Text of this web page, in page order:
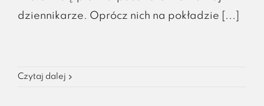
dziennikarze. Oprócz nich na pokładzie [...]
Czytaj dalej